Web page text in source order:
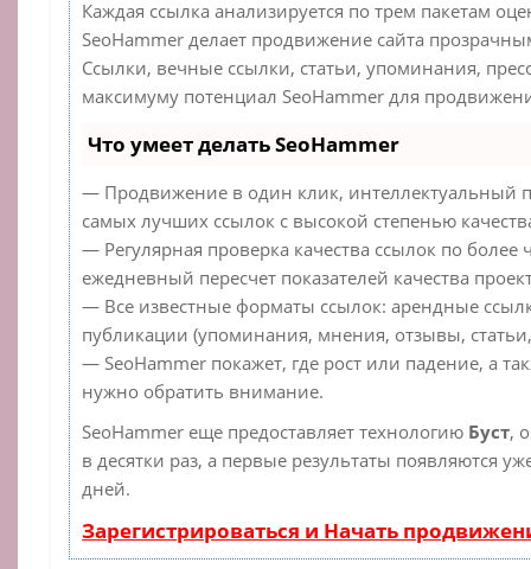
Каждая ссылка анализируется по трем пакетам
SeoHammer делает продвижение сайта
Ссылки, вечные ссылки, статьи, упоминания,
максимуму потенциал SeoHammer для
Что умеет делать SeoHammer
— Продвижение в один клик, интеллектуальный
самых лучших ссылок с высокой степенью
— Регулярная проверка качества ссылок по более
ежедневный пересчет показателей качества
— Все известные форматы ссылок: арендные
публикации (упоминания, мнения, отзывы,
— SeoHammer покажет, где рост или падение, а
нужно обратить внимание.
SeoHammer еще предоставляет технологию Буст,
в десятки раз, а первые результаты появляются
дней.
Зарегистрироваться и Начать